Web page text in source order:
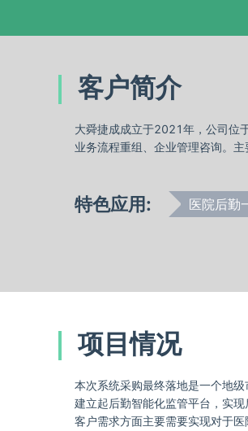
客户简介
大舜捷成成立于2021年，公司位
业务流程重组、企业管理咨询
特色应用: 医院后勤
项目情况
本次系统采购最终落地是一个地
建立起后勤智能化监管平台，实
客户需求方面主要需要实现对于